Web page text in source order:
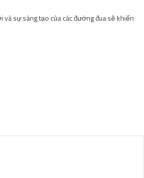
và sự sáng tạo của các đường đua sẽ khiến